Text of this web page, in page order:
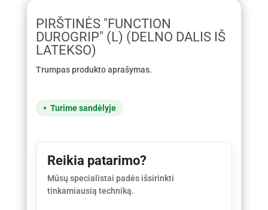
PIRŠTINĖS "FUNCTION
DUROGRIP" (L) (DELNO DALIS IŠ
LATEKSO)
Trumpas produkto aprašymas.
Turime sandėlyje
Reikia patarimo?
Mūsų specialistai padės išsirinkti
tinkamiausią techniką.